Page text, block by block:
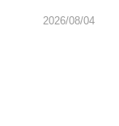
2026/08/04